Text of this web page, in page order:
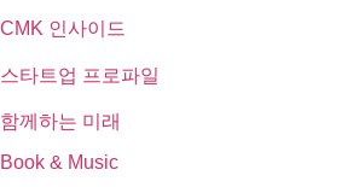
CMK 인사이드
스타트업 프로파일
함께하는 미래
Book & Music